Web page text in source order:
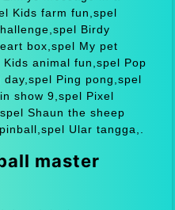
Kids farm fun,spel
Birdy
box,spel My pet
animal fun,spel Pop
Ping pong,spel
show 9,spel Pixel
Shaun the sheep
Ular tangga,.
master